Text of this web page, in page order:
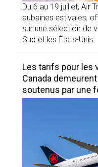
Du 6 au 19 juillet, Air
aubaines estivales,
sur une sélection de
Sud et les États-Unis
Les tarifs pour les
Canada
soutenus par une